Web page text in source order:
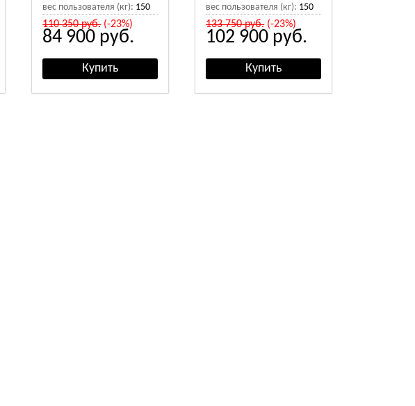
вес пользователя (кг): 150
110 350руб.(-23%)
84 900 руб.
вес пользователя (кг): 150
133 750руб.(-23%)
102 900 руб.